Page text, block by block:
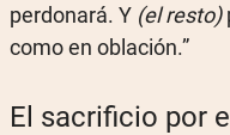
perdonará. Y (el resto)
como en oblación.”
El sacrificio por